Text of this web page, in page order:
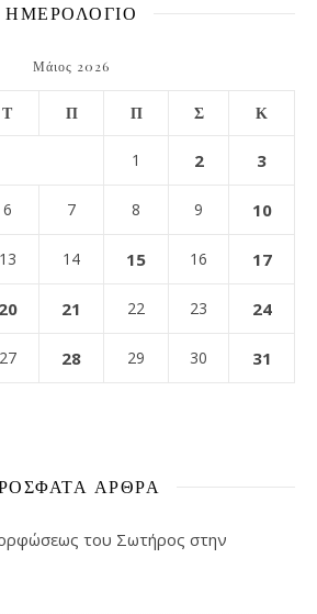
ΗΜΕΡΟΛΟΓΙΟ
Μάιος 2026
Τ Π Π Σ Κ
1 2 3
6 7 8 9 10
13 14 15 16 17
20 21 22 23 24
27 28 29 30 31
ΆΡΘΡΑ
του Σωτήρος στην